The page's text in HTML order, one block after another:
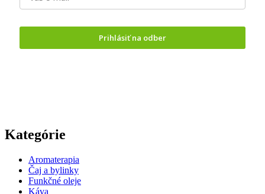
Prihlásiť na odber
Kategórie
Aromaterapia
Čaj a bylinky
Funkčné oleje
Káva